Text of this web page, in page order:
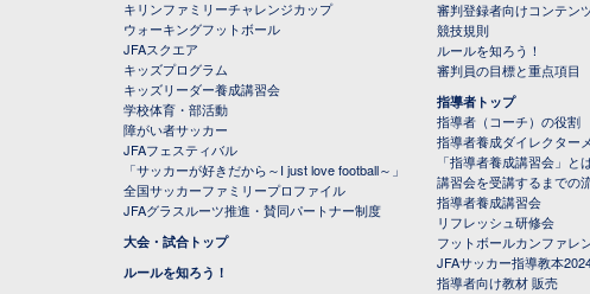
キリンファミリーチャレンジカップ
ウォーキングフットボール
JFAスクエア
キッズプログラム
キッズリーダー養成講習会
学校体育・部活動
障がい者サッカー
JFAフェスティバル
「サッカーが好きだから～I just love football～」
全国サッカーファミリープロファイル
JFAグラスルーツ推進・賛同パートナー制度
大会・試合トップ
ルールを知ろう！
審判登録者向けコンテン
競技規則
ルールを知ろう！
審判員の目標と重点項目
指導者トップ
指導者（コーチ）の役割
指導者養成ダイレクター
「指導者養成講習会」と
講習会を受講するまでの
指導者養成講習会
リフレッシュ研修会
フットボールカンファレ
JFAサッカー指導教本
指導者向け教材 販売